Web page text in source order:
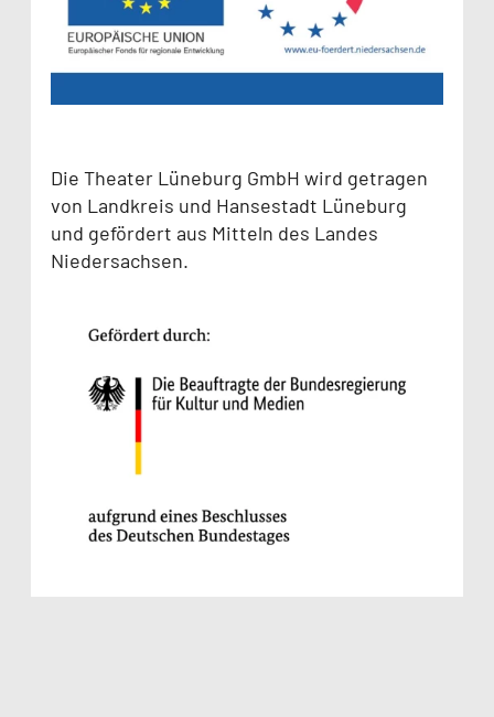
Die Theater Lüneburg GmbH wird getragen
von Landkreis und Hansestadt Lüneburg
und gefördert aus Mitteln des Landes
Niedersachsen.